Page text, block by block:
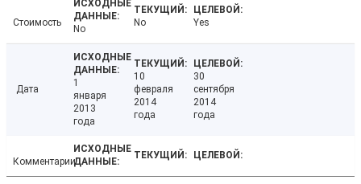
Стоимость
No
No Yes
Дата
1
января
2013
года
10
февраля
2014
года
30
сентября
2014
года
Комментарии